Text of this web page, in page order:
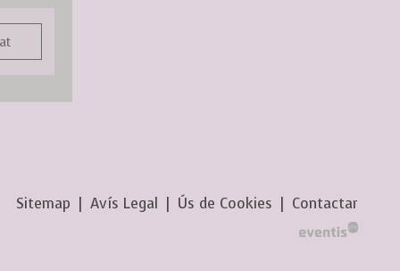
Sitemap Avís Legal Ús de Cookies Contactar